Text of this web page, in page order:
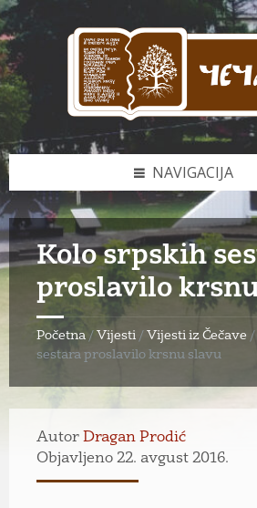
Skip
to
content
Skip
to
left
sidebar
Skip
to
footer
NAVIGACIJA
Kolo srpskih
proslavilo
Početna / Vijesti / Vijesti iz Čečave /
sestara proslavilo krsnu slavu
Autor Dragan Prodić
Objavljeno 22. avgust 2016.